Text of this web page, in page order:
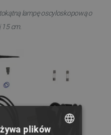
lampę oscyloskopową o
cm.
plików